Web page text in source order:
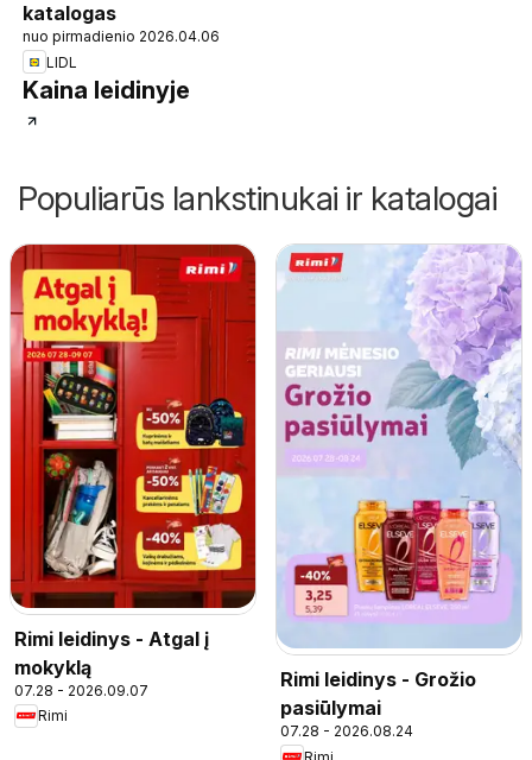
katalogas
nuo pirmadienio 2026.04.06
LIDL
Kaina leidinyje
Populiarūs lankstinukai ir katalogai
Rimi leidinys - Atgal į
mokyklą
07.28 - 2026.09.07
Rimi
Rimi leidinys - Grožio
pasiūlymai
07.28 - 2026.08.24